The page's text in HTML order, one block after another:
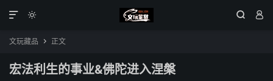
  

文玩藏品  正文
宏法利生的事业&佛陀进入涅槃